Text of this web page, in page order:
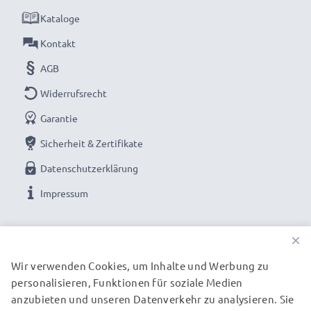
unseren hochwertigen RCA-Kabeln von subtel –
jetzt bestellen für schnelle Lieferung & 3 Jahre
Garantie!
Kataloge
Kontakt
AGB
Widerrufsrecht
Garantie
Sicherheit & Zertifikate
Datenschutzerklärung
Impressum
UNSERE VERSANDPARTNER
×
Wir verwenden Cookies, um Inhalte und Werbung zu
personalisieren, Funktionen für soziale Medien
anzubieten und unseren Datenverkehr zu analysieren. Sie